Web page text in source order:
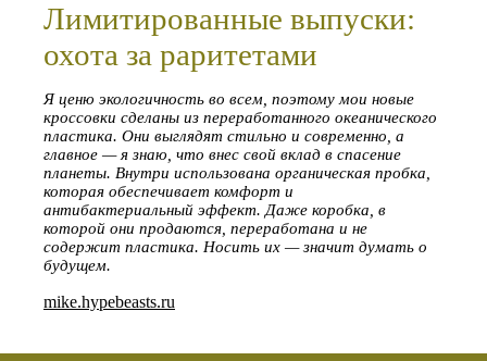
Лимитированные выпуски:
охота за раритетами
Я ценю экологичность во всем, поэтому мои новые
кроссовки сделаны из переработанного океанического
пластика. Они выглядят стильно и современно, а
главное — я знаю, что внес свой вклад в спасение
планеты. Внутри использована органическая пробка,
которая обеспечивает комфорт и
антибактериальный эффект. Даже коробка, в
которой они продаются, переработана и не
содержит пластика. Носить их — значит думать о
будущем.
mike.hypebeasts.ru